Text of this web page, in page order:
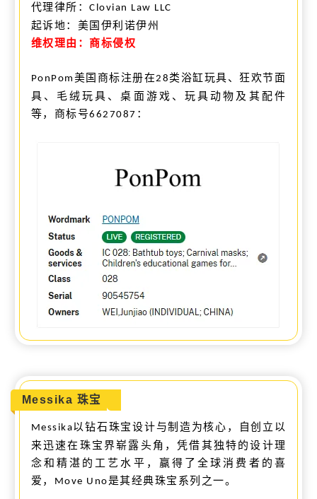
代理律所：Clovian Law LLC
起诉地：美国伊利诺伊州
维权理由：商标侵权
PonPom 美国商标注册在28 类浴缸玩具、狂欢节面
具、毛绒玩具、桌面游戏、玩具动物及其配件
等，商标号6627087 ：
Messika 珠宝
Messika以钻石珠宝设计与制造为核心，自创立以
来迅速在珠宝界崭露头角，凭借其独特的设计理
念和精湛的工艺水平，赢得了全球消费者的喜
爱，
Move Uno是其经典珠宝系列之一。